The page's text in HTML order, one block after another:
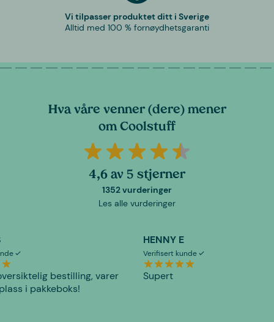
Vi tilpasser produktet ditt i Sverige
Alltid med 100 % fornøydhetsgaranti
Hva våre venner (dere) mener
om Coolstuff
4,6 av 5 stjerner
1352 vurderinger
Les alle vurderinger
bestilling, varer
i pakkeboks!
HENNY E
Verifisert kunde
Supert